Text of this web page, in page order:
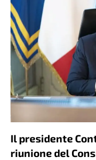
Il presidente
riunione del